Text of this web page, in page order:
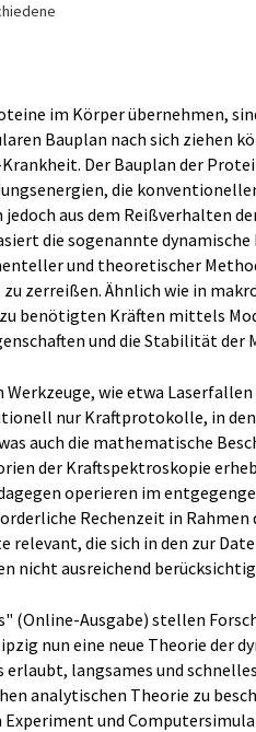
im Körper übernehmen,
Bauplan nach sich ziehen
Der Bauplan der
die
aus dem Reißverhalten
die sogenannte
und theoretischer
zerreißen. Ähnlich wie in
benötigten Kräften mittels
und die Stabilität der
wie etwa
nur Kraftprotokolle, in
auch die mathematische
der Kraftspektroskopie
operieren im
Rechenzeit in Rahmen
relevant, die sich in den zur
nicht ausreichend
(Online-Ausgabe) stellen
nun eine neue Theorie der
langsames und
analytischen Theorie zu
und